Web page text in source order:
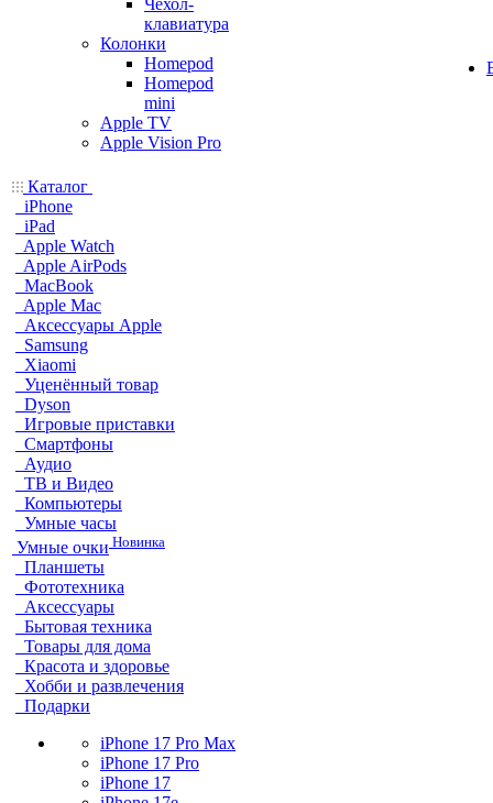
Чехол-
клавиатура
Колонки
Homepod
Homepod
mini
Apple TV
Apple Vision Pro
Каталог
iPhone
iPad
Apple Watch
Apple AirPods
MacBook
Apple Mac
Аксессуары Apple
Samsung
Xiaomi
Уценённый товар
Dyson
Игровые приставки
Смартфоны
Аудио
ТВ и Видео
Компьютеры
Умные часы
Умные очки Новинка
Планшеты
Фототехника
Аксессуары
Бытовая техника
Товары для дома
Красота и здоровье
Хобби и развлечения
Подарки
iPhone 17 Pro Max
iPhone 17 Pro
iPhone 17